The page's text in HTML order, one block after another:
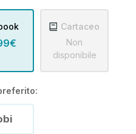
Cartaceo
Non
disponibile